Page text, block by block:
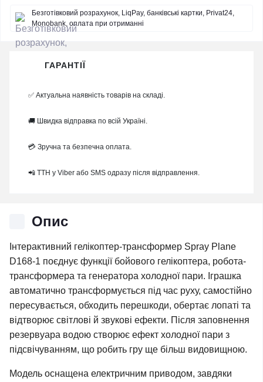
Безготівковий розрахунок, LiqPay, банківські картки, Privat24,
Monobank, оплата при отриманні
Опис
Інтерактивний гелікоптер-трансформер Spray Plane
D168-1 поєднує функції бойового гелікоптера, робота-
трансформера та генератора холодної пари. Іграшка
автоматично трансформується під час руху, самостійно
пересувається, обходить перешкоди, обертає лопаті та
відтворює світлові й звукові ефекти. Після заповнення
резервуара водою створює ефект холодної пари з
підсвічуванням, що робить гру ще більш видовищною.
Модель оснащена електричним приводом, завдяки
ГАРАНТІЇ
✅ Актуальна наявність товарів на складі.
🚚 Швидка відправка по всій Україні.
💳 Зручна та безпечна оплата.
📲 ТТН у Viber або SMS одразу після відправлення.